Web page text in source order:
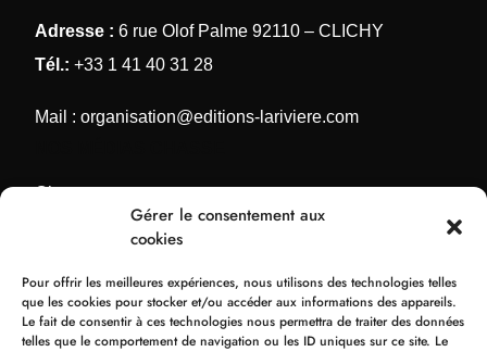
Gérer le consentement aux
cookies
Pour offrir les meilleures expériences, nous utilisons des technologies telles
que les cookies pour stocker et/ou accéder aux informations des appareils.
Le fait de consentir à ces technologies nous permettra de traiter des données
telles que le comportement de navigation ou les ID uniques sur ce site. Le
Adresse : 6 rue Olof Palme 92110 – CLICHY
Tél.: +33 1 41 40 31 28
Mail : organisation@editions-lariviere.com
Chassons.com
Connaissance de la chasse
Armes de Chasse
NOS ORGANISATIONS